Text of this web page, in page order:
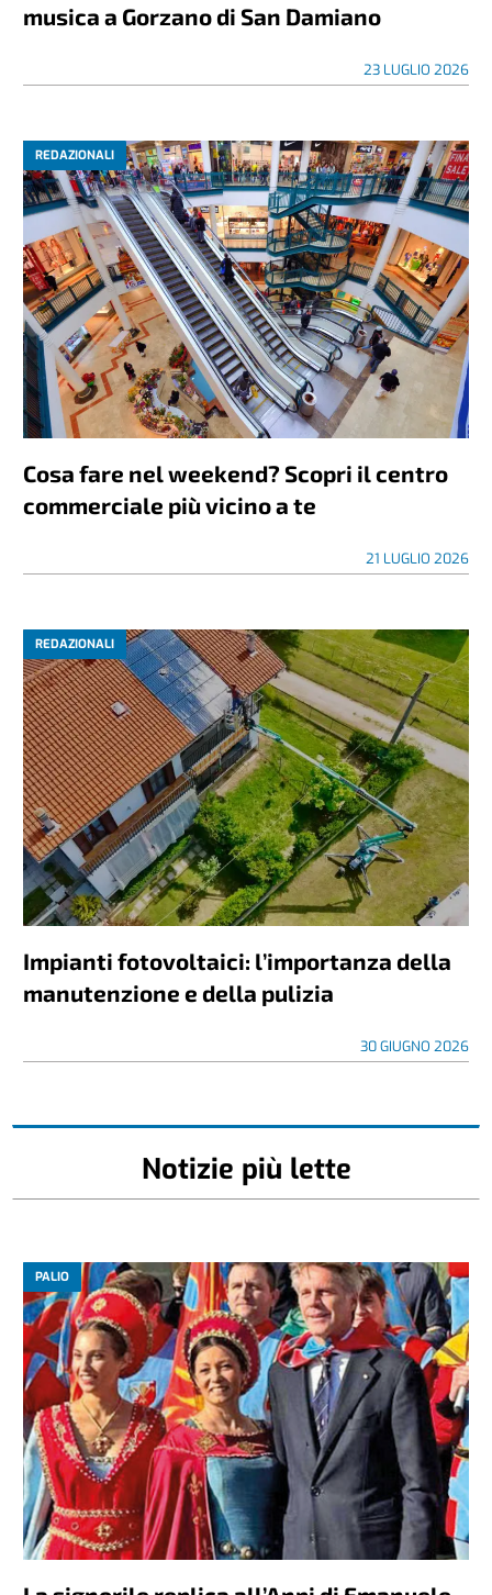
musica a Gorzano di San Damiano
23 LUGLIO 2026
REDAZIONALI
Cosa fare nel weekend? Scopri il centro
commerciale più vicino a te
21 LUGLIO 2026
REDAZIONALI
Impianti fotovoltaici: l’importanza della
manutenzione e della pulizia
30 GIUGNO 2026
Notizie più lette
PALIO